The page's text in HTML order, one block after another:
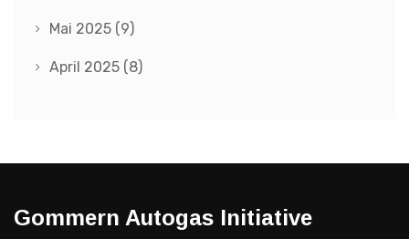
Mai 2025 (9)
April 2025 (8)
Gommern Autogas Initiative